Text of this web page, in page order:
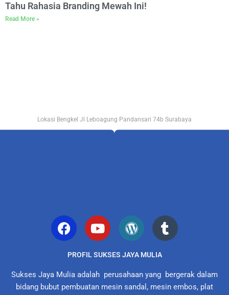
Tahu Rahasia Branding Mewah Ini!
Read More »
Lokasi Bengkel Jl Leboagung Pandansari 74b Surabaya
PROFIL SUKSES JAYA MULIA
Sukses Jaya Mulia adalah perusahaan yang bergerak dalam
bidang bubut pembuatan mesin sandal, mesin embos, plat